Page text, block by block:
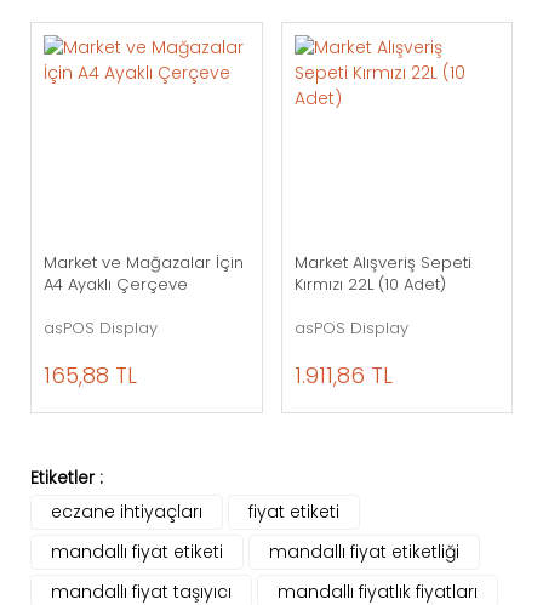
Market ve Mağazalar İçin
A4 Ayaklı Çerçeve
asPOS Display
165,88 TL
Market Alışveriş Sepeti
Kırmızı 22L (10 Adet)
asPOS Display
1.911,86 TL
Etiketler :
eczane ihtiyaçları
fiyat etiketi
mandallı fiyat etiketi
mandallı fiyat etiketliği
mandallı fiyat taşıyıcı
mandallı fiyatlık fiyatları